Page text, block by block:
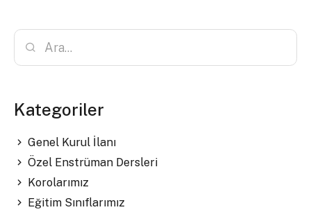
Kategoriler
Genel Kurul İlanı
Özel Enstrüman Dersleri
Korolarımız
Eğitim Sınıflarımız